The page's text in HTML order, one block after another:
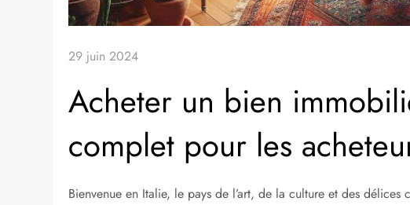
29 juin 2024
Acheter un bien
complet pour les
Bienvenue en Italie, le pays de l’art, de la culture et des délices